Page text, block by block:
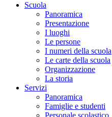
Scuola
Panoramica
Presentazione
I luoghi
Le persone
I numeri della scuola
Le carte della scuola
Organizzazione
La storia
Servizi
Panoramica
Famiglie e studenti